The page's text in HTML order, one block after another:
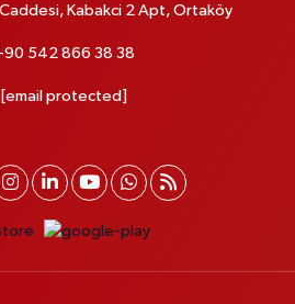
Kabakci 2 Apt, Ortaköy
542 866 38 38
[email protected]